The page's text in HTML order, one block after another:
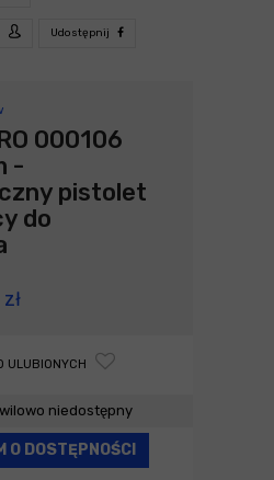
Udostępnij
000106
-
pistolet
do
zł
ULUBIONYCH
niedostępny
O DOSTĘPNOŚCI